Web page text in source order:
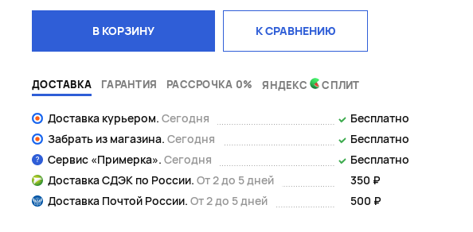
В КОРЗИНУ К СРАВНЕНИЮ
ДОСТАВКА ГАРАНТИЯ РАССРОЧКА 0% ЯНДЕКС СПЛИТ
Доставка курьером. Сегодня
Бесплатно
Забрать из магазина. Сегодня
Бесплатно
Сервис «Примерка». Сегодня
Бесплатно
Доставка СДЭК по России. От 2 до 5 дней
350 ₽
Доставка Почтой России. От 2 до 5 дней 500 ₽